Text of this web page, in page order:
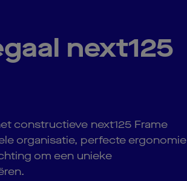
next125
constructieve next125 Frame
organisatie, perfecte ergonomie
om een unieke